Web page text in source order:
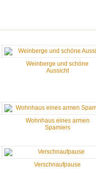
Weinberge und schöne
Aussicht
Wohnhaus eines armen
Spamiers
Verschnaufpause